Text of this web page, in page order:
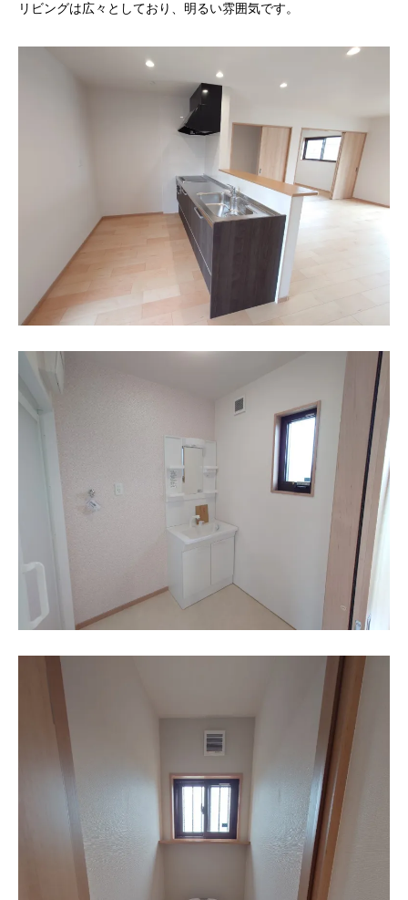
リビングは広々としており、明るい雰囲気です。